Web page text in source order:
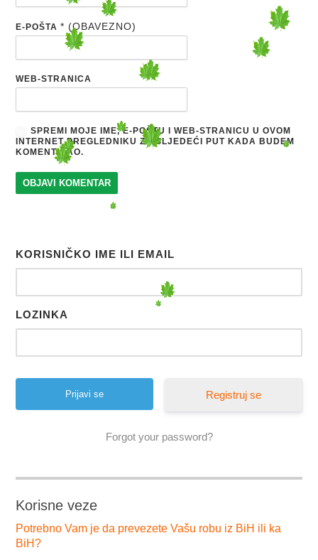
E-POŠTA* (OBAVEZNO)
WEB-STRANICA
SPREMI MOJE IME, E-POŠTU I WEB-STRANICU U OVOM
INTERNET PREGLEDNIKU ZA SLJEDEĆI PUT KADA BUDEM
KOMENTIRAO.
KORISNIČKO IME ILI EMAIL
LOZINKA
Registruj se
Forgot your password?
Korisne veze
Potrebno Vam je da prevezete Vašu robu iz BiH ili ka
BiH?